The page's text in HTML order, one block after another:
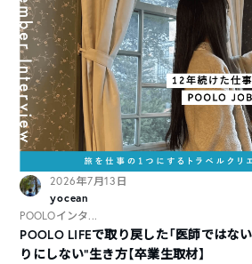
2026年7月13日
yocean
POOLOインタ...
POOLO LIFEで取り戻した「医師ではな
りにしない”生き方【卒業生取材】